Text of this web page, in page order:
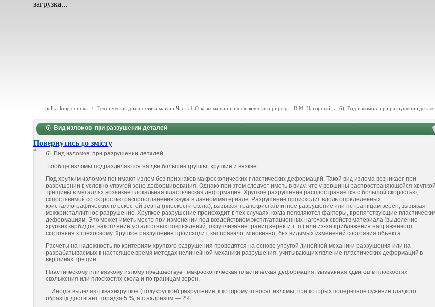
загрузка...
polka-knig.com.ua / Техническая диагностика машин:Часть 1 Отказы машин и их физическая природа - В.М. Нагорный / б) Вид изломов при разрушении
б) Вид изломов при разрушении деталей
Повернутись до змісту
б) Вид изломов при разрушении деталей
Вообще изломы подразделяются на две большие группы: хрупкие и вязкие.
Под хрупким изломом понимают излом без признаков макроскопических пластических деформаций. Такой вид излома возникает при
разрушении в условно упругой зоне деформирования. Однако при этом следует иметь в виду, что у вершины распространяющейся хрупкой
трещины в металлах возникает локальная пластическая деформация. Хрупкое разрушение распространяется с большой скоростью,
сопоставимой со скоростью распространения звука в данном материале. Разрушение происходит вдоль определенных
кристаллографических плоскостей зерна (плоскости скола), вызывая транскристаллитное разрушение или по границам зерен, вызывая
межкристаллитное разрушение. Хрупкое разрушение происходит в тех случаях, когда появляются факторы, препятствующие
деформациям. Это может иметь место при изменении под воздействием эксплуатационных нагрузок свойств материала (выделение
хрупких карбидов, накопление усталостных повреждений, охрупчивание границ зерен и т. п.) или из-за приближения напряженного
состояния к трехосному. Хрупкое разрушение происходит, как правило, мгновенно, без видимых изменений состояния объекта.
Расчеты на надежность по критериям хрупкого разрушения проводятся на основе упругой линейной механики разрушения или на
разрабатываемых в настоящее время методах нелинейной механики разрушения, учитывающих явление пластических деформаций в
вершинах трещин.
Пластическому или вязкому излому предшествует макроскопическая пластическая деформация, вызванная сдвигом в плоскостях
скольжения или плоскостях скола и по границам зерен.
Иногда выделяют квазихрупкое (полухрупкое) разрушение, к которому относят изломы, при которых поперечное сужение гладкого
образца достигает порядка 5 %, а с надрезом — 2%.